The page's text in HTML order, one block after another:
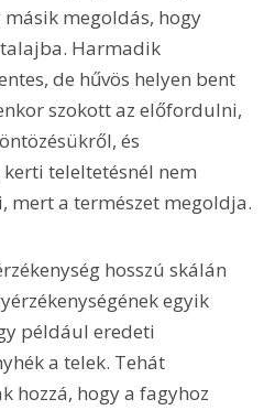
megoldás, hogy
Harmadik
de hűvös helyen bent
szokott az előfordulni,
és
teleltetésnél nem
mert a természet megoldja.
hosszú skálán
egyik
például eredeti
a telek. Tehát
hozzá, hogy a fagyhoz